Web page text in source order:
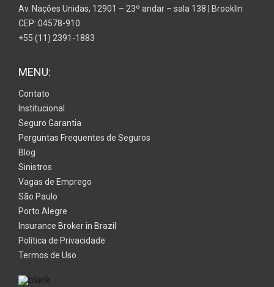
Av. Nações Unidas, 12901 – 23º andar – sala 138 | Brooklin
CEP: 04578-910
+55 (11) 2391-1883
MENU:
Contato
Institucional
Seguro Garantia
Perguntas Frequentes de Seguros
Blog
Sinistros
Vagas de Emprego
São Paulo
Porto Alegre
Insurance Broker in Brazil
Política de Privacidade
Termos de Uso